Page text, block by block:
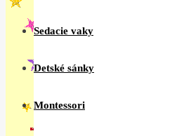
Sedacie vaky
Detské sánky
Montessori